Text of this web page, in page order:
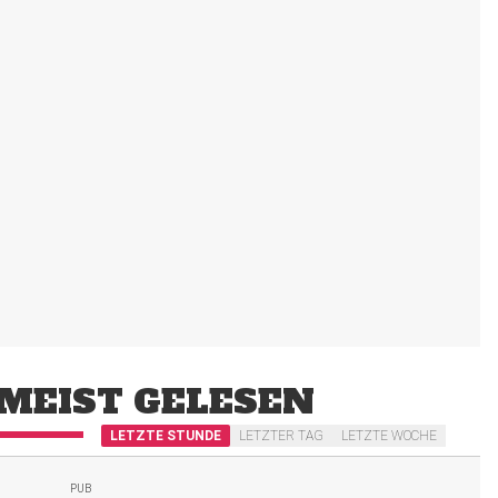
GELESEN
LETZTE STUNDE LETZTER TAG LETZTE WOCHE